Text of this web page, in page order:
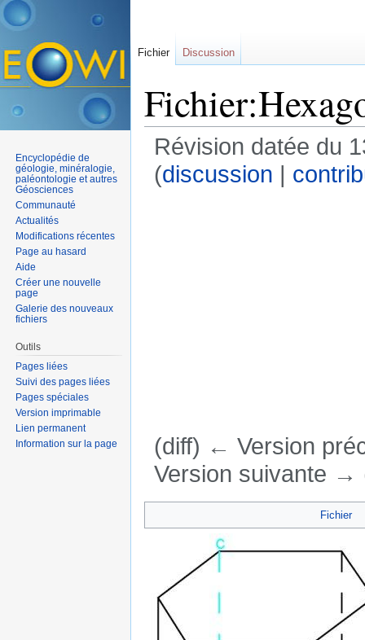
Révision datée du
(discussion |
(diff) ← Version
Version suivante →
Fichier
Fichier Discussion
Encyclopédie de
géologie, minéralogie,
paléontologie et autres
Géosciences
Communauté
Actualités
Modifications récentes
Page au hasard
Aide
Créer une nouvelle
page
Galerie des nouveaux
fichiers
Outils
Pages liées
Suivi des pages liées
Pages spéciales
Version imprimable
Lien permanent
Information sur la page